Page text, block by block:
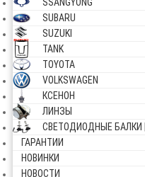
SUBARU
SUZUKI
TANK
TOYOTA
VOLKSWAGEN
КСЕНОН
ЛИНЗЫ
СВЕТОДИОДНЫЕ БАЛКИ |
ГАРАНТИИ
НОВИНКИ
НОВОСТИ